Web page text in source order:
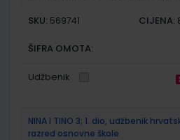
SKU: 569741 CIJENA:
ŠIFRA OMOTA:
Udžbenik
NINA I TINO 3; 1. dio, udžbenik
razred osnovne škole